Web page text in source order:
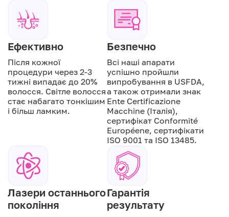
Ефективно
Після кожної
процедури через 2-3
тижні випадає до 20%
волосся. Світле волосся
стає набагато тонкішим
і більш ламким.
Безпечно
Всі наші апарати
успішно пройшли
випробування в USFDA,
а також отримали знак
Ente Certificazione
Macchine (Італія),
сертифікат Conformité
Européene, сертифікати
ISO 9001 та ISO 13485.
Лазери останнього
покоління
Гарантія
результату